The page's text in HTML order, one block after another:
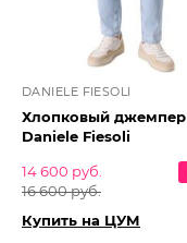
DANIELE FIESOLI
Хлопковый джемпер
Daniele Fiesoli
14 600 руб.
16 600 руб.
Купить на ЦУМ